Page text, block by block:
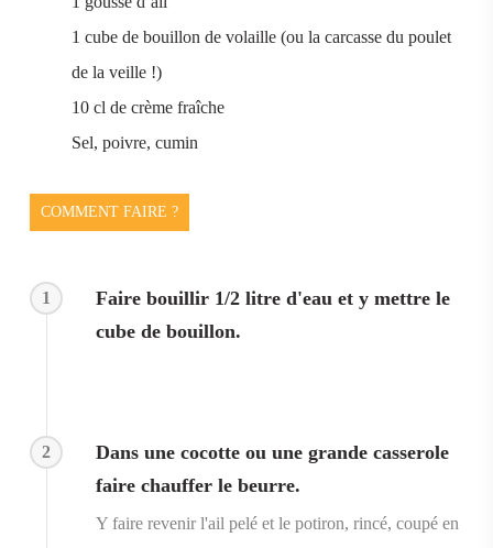
1 cube de bouillon de volaille (ou la carcasse du poulet
de la veille !)
10 cl de crème fraîche
Sel, poivre, cumin
COMMENT FAIRE ?
1
Faire bouillir 1/2 litre d'eau et y mettre le
cube de bouillon.
2
Dans une cocotte ou une grande casserole
faire chauffer le beurre.
Y faire revenir l'ail pelé et le potiron, rincé, coupé en